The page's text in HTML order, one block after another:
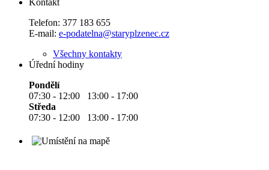
Kontakt
Telefon: 377 183 655
E-mail: e-podatelna@staryplzenec.cz
Všechny kontakty
Úřední hodiny
Pondělí
07:30 - 12:00 13:00 - 17:00
Středa
07:30 - 12:00 13:00 - 17:00